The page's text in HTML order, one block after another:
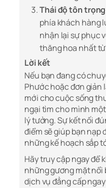
Thái độ tôn
phía khách hàng
nhận lại sự phục
thăng hoa nhất
Lời kết
Nếu bạn đang có
Phước hoặc đơn giản
mới cho cuộc sống
ngại tìm cho mình
lý tưởng. Sự kết nối
điểm sẽ giúp bạn nạp
những kế hoạch sắp
Hãy truy cập ngay để
những gương mặt
dịch vụ đẳng cấp